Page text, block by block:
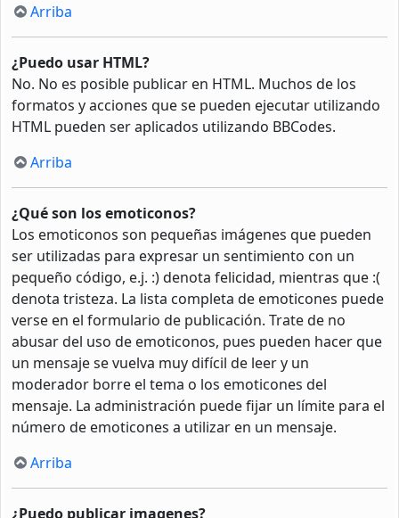
Arriba
¿Puedo usar HTML?
No. No es posible publicar en HTML. Muchos de los
formatos y acciones que se pueden ejecutar utilizando
HTML pueden ser aplicados utilizando BBCodes.
Arriba
¿Qué son los emoticonos?
Los emoticonos son pequeñas imágenes que pueden
ser utilizadas para expresar un sentimiento con un
pequeño código, e.j. :) denota felicidad, mientras que :(
denota tristeza. La lista completa de emoticones puede
verse en el formulario de publicación. Trate de no
abusar del uso de emoticonos, pues pueden hacer que
un mensaje se vuelva muy difícil de leer y un
moderador borre el tema o los emoticones del
mensaje. La administración puede fijar un límite para el
número de emoticones a utilizar en un mensaje.
Arriba
¿Puedo publicar imagenes?